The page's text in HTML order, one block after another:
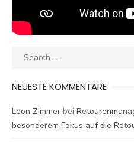
Search
NEUESTE KOMMENTARE
Leon Zimmer bei
besonderem Fokus auf die